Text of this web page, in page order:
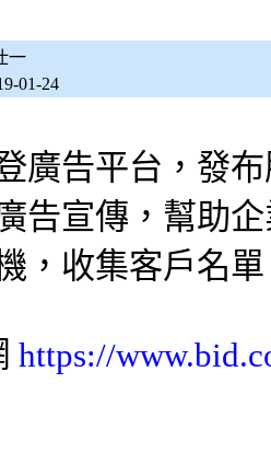
一
01-24
廣告平台，發
告宣傳，幫助
，收集客戶名單
https://